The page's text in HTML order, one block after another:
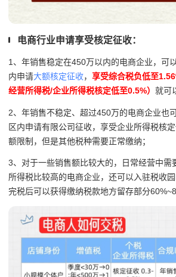
电商行业申请享受核定征收：
1、年销售稳定在450万以内的电商企业，可
内申请大额核定征收， 享受综合税负低至
经营所得税/企业所得税核定低至0.5%） 就可
2、年销售不稳定、超过450万的电商企业也
区内申请有限公司征收，享受企业所得税核
额限制，但是其他税种需要正常缴纳；
3、对于一些销售额比较大的，日常经营中需
所得税比较高的电商企业，还可以入驻税收园
完税后可以获得缴纳税款地方留存部分